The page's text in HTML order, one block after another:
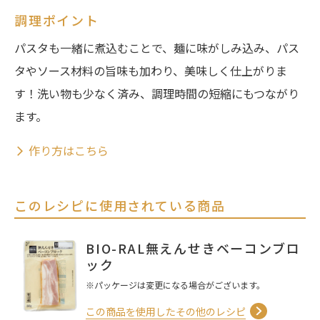
調理ポイント
パスタも一緒に煮込むことで、麺に味がしみ込み、パス
タやソース材料の旨味も加わり、美味しく仕上がりま
す！洗い物も少なく済み、調理時間の短縮にもつながり
ます。
作り方はこちら
このレシピに使用されている商品
BIO-RAL無えんせきベーコンブロ
ック
※パッケージは変更になる場合がございます。
この商品を使用したその他のレシピ